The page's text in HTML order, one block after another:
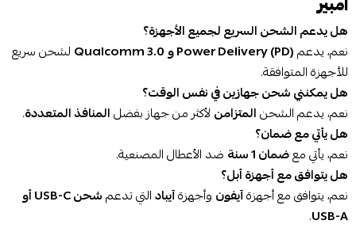
هل يدعم الشحن السريع لجميع الأجهزة؟
نعم، يدعمPower Delivery (PD) و Qualcomm 3.0
لشحن سريع
للأجهزة المتوافقة.
هل يمكنني شحن جهازين في نفس الوقت؟
نعم، يدعم الشحنالمتزامن لأكثر من جهاز بفضلالمنافذ المتعددة.
هل يأتي مع ضمان؟
نعم، يأتي معضمان 1 سنة
ضد الأعطال المصنعية.
هل يتوافق مع أجهزة أبل؟
نعم، يتوافق مع أجهزةآيفون وأجهزةآيبادالتي تدعم
شحن USB-C أو
USB-A
.